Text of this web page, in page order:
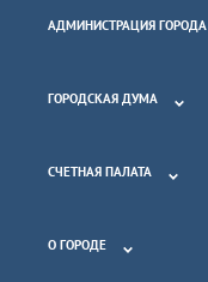
АДМИНИСТРАЦИЯ ГОРОДА
ГОРОДСКАЯ ДУМА
СЧЕТНАЯ ПАЛАТА
О ГОРОДЕ